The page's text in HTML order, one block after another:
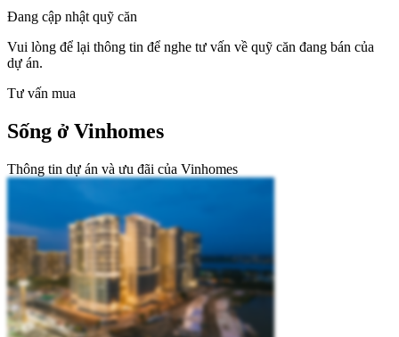
Đang cập nhật quỹ căn
Vui lòng để lại thông tin để nghe tư vấn về quỹ căn đang bán của
dự án.
Tư vấn mua
Sống ở Vinhomes
Thông tin dự án và ưu đãi của Vinhomes